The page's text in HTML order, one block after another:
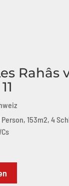
Rahâs
153m2, 4